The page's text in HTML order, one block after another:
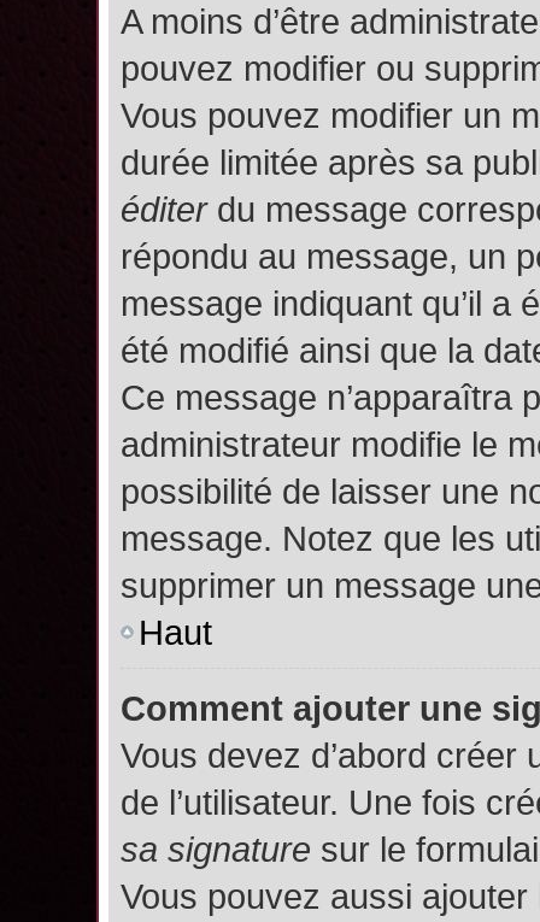
A moins d’être
pouvez modifier ou
Vous pouvez modifier un
durée limitée après sa
éditerdu message
répondu au message, un
message indiquant qu’il a
été modifié ainsi que la
Ce message n’apparaîtra
administrateur modifie le
possibilité de laisser une
message. Notez que les
supprimer un message
Haut
Comment ajouter une
Vous devez d’abord
de l’utilisateur. Une fois
sa signature sur le
Vous pouvez aussi